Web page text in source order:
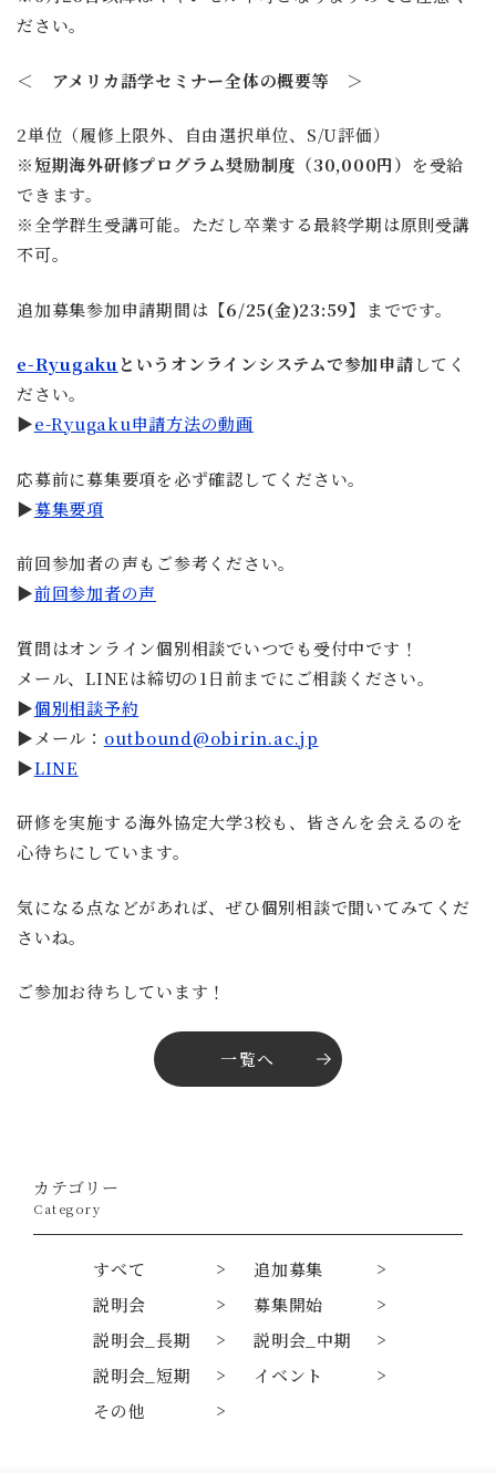
ださい。
＜ アメリカ語学セミナー全体の概要等 ＞
2単位（履修上限外、自由選択単位、S/U評価）
※短期海外研修プログラム奨励制度（30,000円） を受給
できます。
※全学群生受講可能。ただし卒業する最終学期は原則受講
不可。
追加募集参加申請期間は 【6/25(金)23:59】 までです。
e-Ryugaku というオンラインシステムで参加申請してく
ださい。
▶e-Ryugaku申請方法の動画
応募前に募集要項を必ず確認してください。
▶募集要項
前回参加者の声もご参考ください。
▶前回参加者の声
質問はオンライン個別相談でいつでも受付中です！
メール、LINEは締切の1日前までにご相談ください。
▶個別相談予約
▶メール： outbound@obirin.ac.jp
▶LINE
研修を実施する海外協定大学3校も、皆さんを会えるのを
心待ちにしています。
気になる点などがあれば、ぜひ個別相談で聞いてみてくだ
さいね。
ご参加お待ちしています！
一覧へ
カテゴリー
Category
すべて
追加募集
説明会
募集開始
説明会_長期
説明会_中期
説明会_短期
イベント
その他